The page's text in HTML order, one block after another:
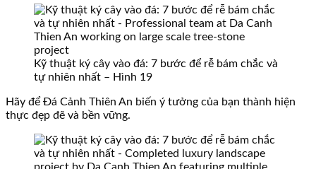
Kỹ thuật ký cây vào đá: 7 bước để rễ bám chắc và
tự nhiên nhất – Hình 19
Hãy để Đá Cảnh Thiên An biến ý tưởng của bạn thành hiện
thực đẹp đẽ và bền vững.